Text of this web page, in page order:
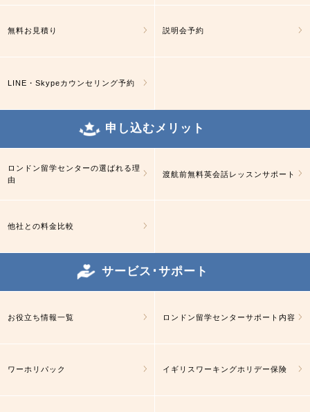
無料お見積り 説明会予約
LINE・Skypeカウンセリング予約
申し込むメリット
ロンドン留学センターの選ばれる理
由
渡航前無料英会話レッスンサポート
他社との料金比較
サービス･サポート
お役立ち情報一覧 ロンドン留学センターサポート内容
ワーホリパック イギリスワーキングホリデー保険